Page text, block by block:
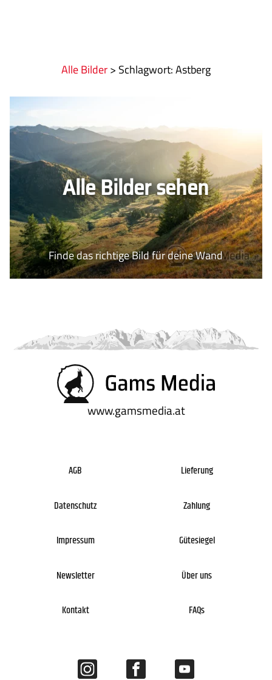
AGB
Impressum
Newsletter
Kontakt
Lieferung
Über uns
FAQs
Alle Bilder> :Astberg
Alle Bilder sehen
Finde das richtige Bild für deine Wand
www.gamsmedia.at
AGB
Datenschutz
Impressum
Newsletter
Kontakt
Lieferung
Zahlung
Gütesiegel
Über uns
FAQs